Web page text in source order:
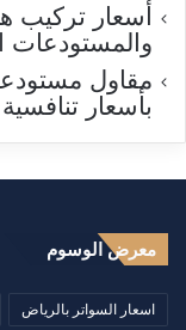
أسعار تركيب
والمستودعات
مقاول
بأسعار تنافسية
معرض الوسوم
اسعار السواتر بالرياض